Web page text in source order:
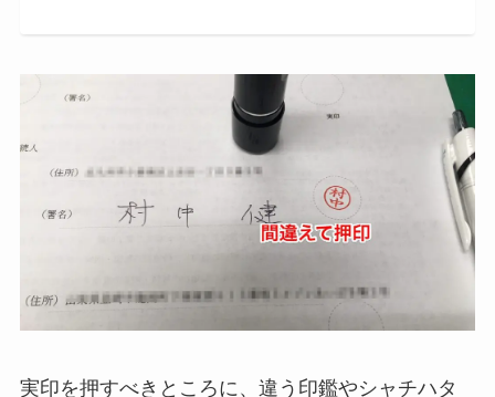
実印を押すべきところに、違う印鑑やシャチハタ